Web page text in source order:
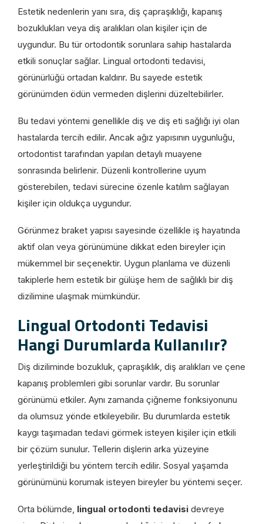
Estetik nedenlerin yanı sıra, diş çapraşıklığı, kapanış
bozuklukları veya diş aralıkları olan kişiler için de
uygundur. Bu tür ortodontik sorunlara sahip hastalarda
etkili sonuçlar sağlar. Lingual ortodonti tedavisi,
görünürlüğü ortadan kaldırır. Bu sayede estetik
görünümden ödün vermeden dişlerini düzeltebilirler.
Bu tedavi yöntemi genellikle diş ve diş eti sağlığı iyi olan
hastalarda tercih edilir. Ancak ağız yapısının uygunluğu,
ortodontist tarafından yapılan detaylı muayene
sonrasında belirlenir. Düzenli kontrollerine uyum
gösterebilen, tedavi sürecine özenle katılım sağlayan
kişiler için oldukça uygundur.
Görünmez braket yapısı sayesinde özellikle iş hayatında
aktif olan veya görünümüne dikkat eden bireyler için
mükemmel bir seçenektir. Uygun planlama ve düzenli
takiplerle hem estetik bir gülüşe hem de sağlıklı bir diş
dizilimine ulaşmak mümkündür.
Lingual Ortodonti Tedavisi
Hangi Durumlarda Kullanılır?
Diş diziliminde bozukluk, çapraşıklık, diş aralıkları ve çene
kapanış problemleri gibi sorunlar vardır. Bu sorunlar
görünümü etkiler. Aynı zamanda çiğneme fonksiyonunu
da olumsuz yönde etkileyebilir. Bu durumlarda estetik
kaygı taşımadan tedavi görmek isteyen kişiler için etkili
bir çözüm sunulur. Tellerin dişlerin arka yüzeyine
yerleştirildiği bu yöntem tercih edilir. Sosyal yaşamda
görünümünü korumak isteyen bireyler bu yöntemi seçer.
Orta bölümde, lingual ortodonti tedavisi devreye